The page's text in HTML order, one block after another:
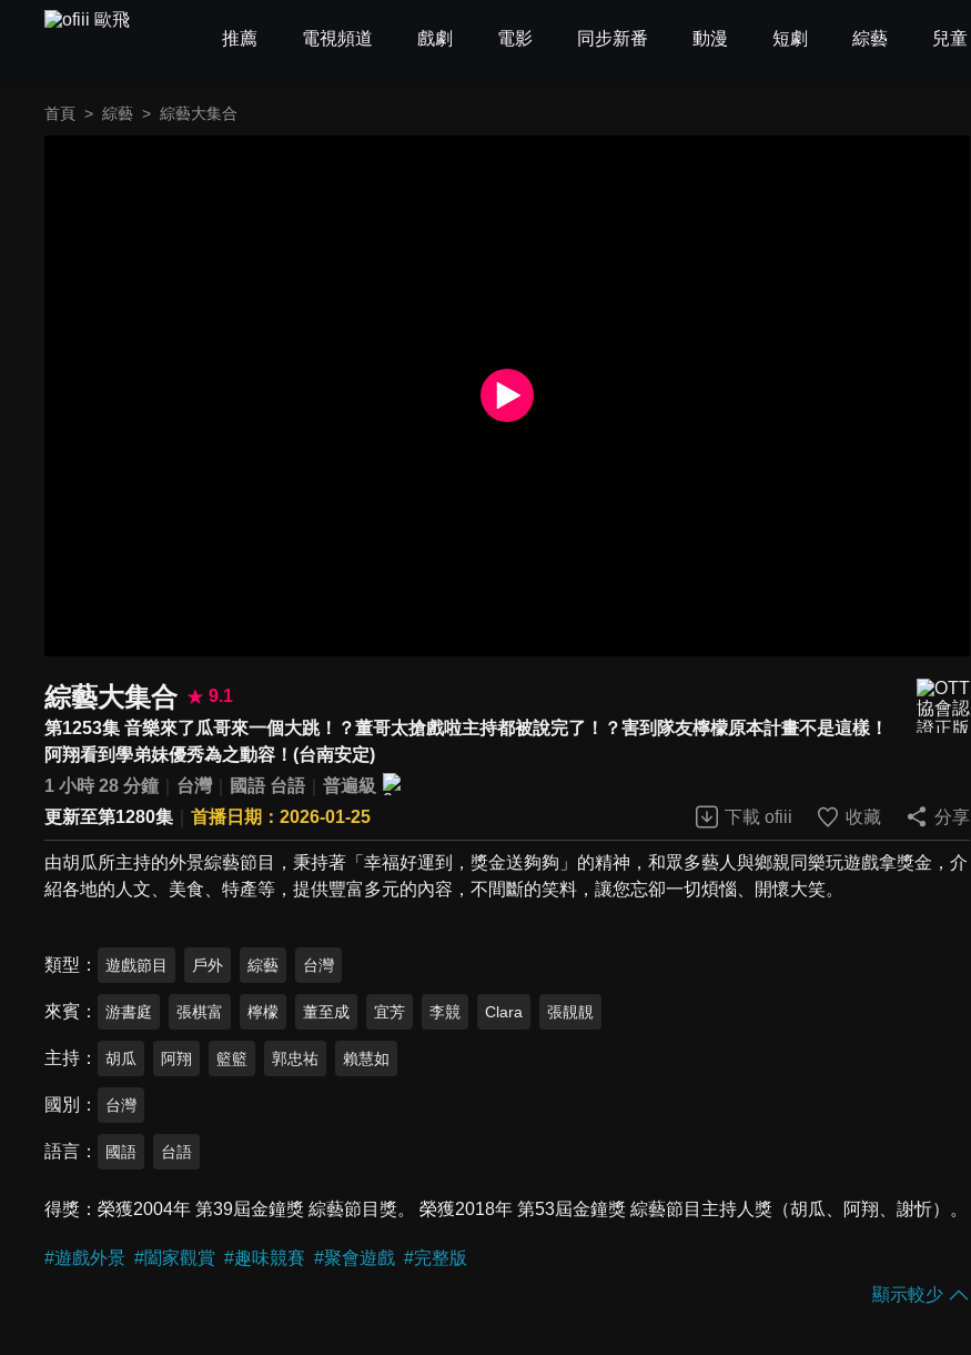
推薦 電視頻道 戲劇 電影 同步新番 動漫 短劇 綜藝 兒童
首頁 > 綜藝 > 綜藝大集合
綜藝大集合
9.1
第1253集 音樂來了瓜哥來一個大跳！？董哥太搶戲啦主持都被說完了！？害到隊友檸檬原本計畫不是這樣！
阿翔看到學弟妹優秀為之動容！(台南安定)
1 小時 28 分鐘
台灣 國語 台語
普遍級
更新至第1280集
首播日期：2026-01-25 下載 ofiii 收藏 分享
由胡瓜所主持的外景綜藝節目，秉持著「幸福好運到，獎金送夠夠」的精神，和眾多藝人與鄉親同樂玩遊戲拿獎金，介
紹各地的人文、美食、特產等，提供豐富多元的內容，不間斷的笑料，讓您忘卻一切煩惱、開懷大笑。
類型 遊戲節目 戶外 綜藝 台灣
來賓 游書庭 張棋富 檸檬 董至成 宜芳 李競 Clara 張靚靚
主持 胡瓜 阿翔 籃籃 郭忠祐 賴慧如
國別 台灣
語言 國語 台語
得獎 榮獲2004年 第39屆金鐘獎 綜藝節目獎。 榮獲2018年 第53屆金鐘獎 綜藝節目主持人獎（胡瓜、阿翔、謝忻）。
#遊戲外景 #闔家觀賞 #趣味競賽 #聚會遊戲 #完整版
顯示較少